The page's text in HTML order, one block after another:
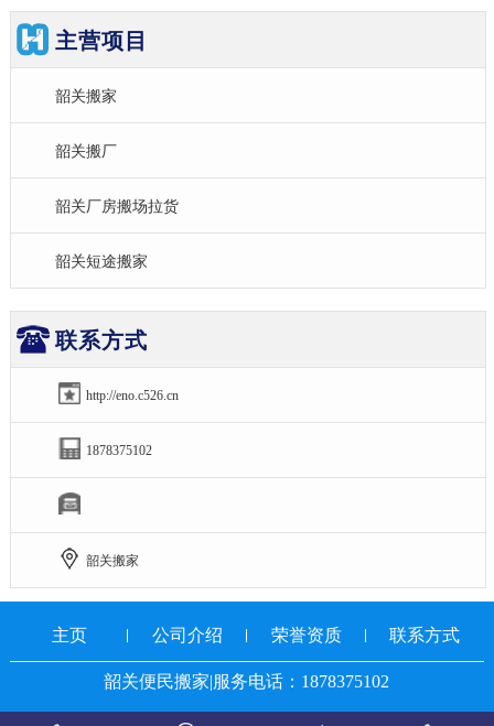
主营项目
韶关搬家
韶关搬厂
韶关厂房搬场拉货
韶关短途搬家
联系方式
http://eno.c526.cn
1878375102
韶关搬家
主页 公司介绍 荣誉资质 联系方式
韶关便民搬家|服务电话：1878375102